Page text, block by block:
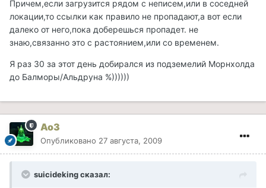
Причем,если загрузится рядом с неписем,или в соседней
локации,то ссылки как правило не пропадают,а вот если
далеко от него,пока доберешься пропадет. не
знаю,связанно это с растоянием,или со временем.
Я раз 30 за этот день добирался из подземелий Морнхолда
до Балморы/Альдруна %))))))
Ao3
Опубликовано 27 августа, 2009
suicideking сказал: